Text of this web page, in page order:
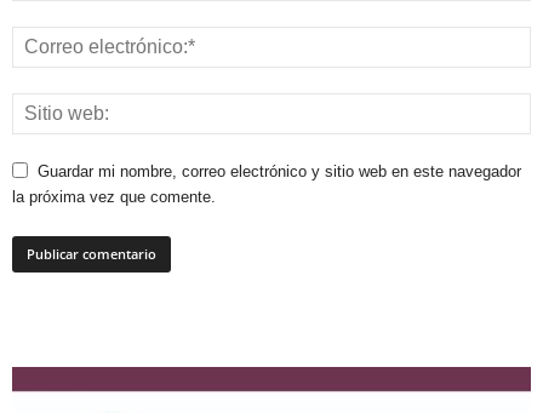
Guardar mi nombre, correo electrónico y sitio web en este navegador
la próxima vez que comente.